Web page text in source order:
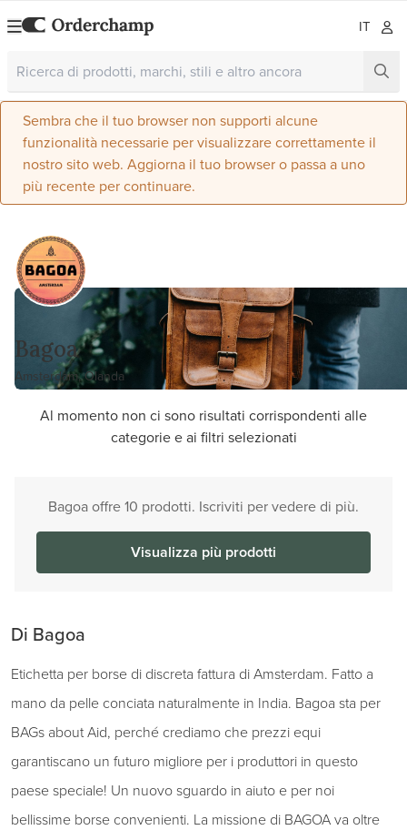
IT
Sembra che il tuo browser non supporti alcune
funzionalità necessarie per visualizzare correttamente il
nostro sito web. Aggiorna il tuo browser o passa a uno
più recente per continuare.
Bagoa
Amsterdam, Olanda
Al momento non ci sono risultati corrispondenti alle
categorie e ai filtri selezionati
Bagoa offre 10 prodotti. Iscriviti per vedere di più.
Visualizza più prodotti
Di Bagoa
Etichetta per borse di discreta fattura di Amsterdam. Fatto a
mano da pelle conciata naturalmente in India. Bagoa sta per
BAGs about Aid, perché crediamo che prezzi equi
garantiscano un futuro migliore per i produttori in questo
paese speciale! Un nuovo sguardo in aiuto e per noi
bellissime borse convenienti. La missione di BAGOA va oltre